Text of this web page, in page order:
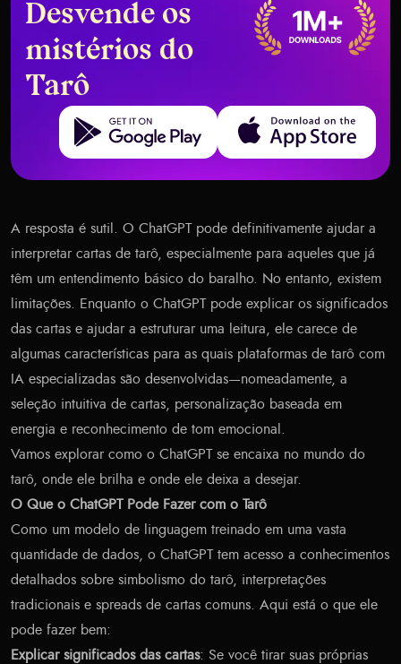
Desvende os
mistérios do
Tarô
Get it on Google Play Download on the App Store
A resposta é sutil. O ChatGPT pode definitivamente ajudar a
interpretar cartas de tarô, especialmente para aqueles que já
têm um entendimento básico do baralho. No entanto, existem
limitações. Enquanto o ChatGPT pode explicar os significados
das cartas e ajudar a estruturar uma leitura, ele carece de
algumas características para as quais plataformas de tarô com
IA especializadas são desenvolvidas—nomeadamente, a
seleção intuitiva de cartas, personalização baseada em
energia e reconhecimento de tom emocional.
Vamos explorar como o ChatGPT se encaixa no mundo do
tarô, onde ele brilha e onde ele deixa a desejar.
O Que o ChatGPT Pode Fazer com o Tarô
Como um modelo de linguagem treinado em uma vasta
quantidade de dados, o ChatGPT tem acesso a conhecimentos
detalhados sobre simbolismo do tarô, interpretações
tradicionais e spreads de cartas comuns. Aqui está o que ele
pode fazer bem:
Explicar significados das cartas: Se você tirar suas próprias